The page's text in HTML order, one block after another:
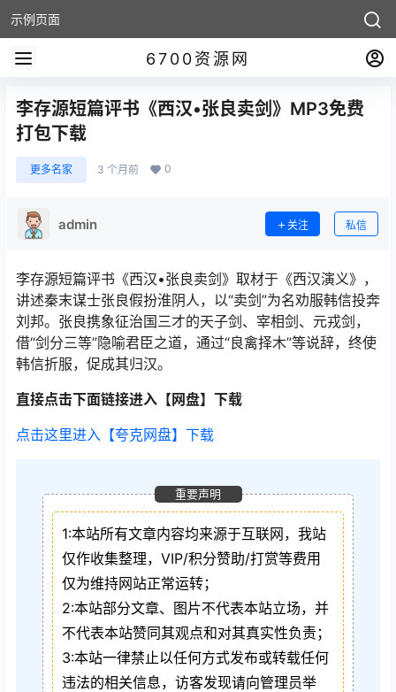
示例页面
6700资源网
李存源短篇评书《西汉•张良卖剑》MP3免费
打包下载
更多名家 3 个月前 0
admin 关注 私信
李存源短篇评书《西汉•张良卖剑》取材于《西汉演义》，
讲述秦末谋士张良假扮淮阴人，以“卖剑”为名劝服韩信投奔
刘邦。张良携象征治国三才的天子剑、宰相剑、元戎剑，
借“剑分三等”隐喻君臣之道，通过“良禽择木”等说辞，终使
韩信折服，促成其归汉。
直接点击下面链接进入【网盘】下载
点击这里进入【夸克网盘】下载
重要声明
1:本站所有文章内容均来源于互联网，我站
仅作收集整理，VIP/积分赞助/打赏等费用
仅为维持网站正常运转；
2:本站部分文章、图片不代表本站立场，并
不代表本站赞同其观点和对其真实性负责；
3:本站一律禁止以任何方式发布或转载任何
违法的相关信息，访客发现请向管理员举